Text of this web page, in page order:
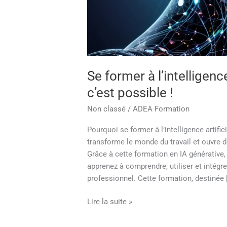
Se former à
c’est possible !
Non classé /ADEA Formation
Pourquoi se former à l’intelligence
transforme le monde du travail et ouvre
Grâce à cette formation en IA
apprenez à comprendre, utiliser et
professionnel. Cette formation, destinée
Lire la suite »